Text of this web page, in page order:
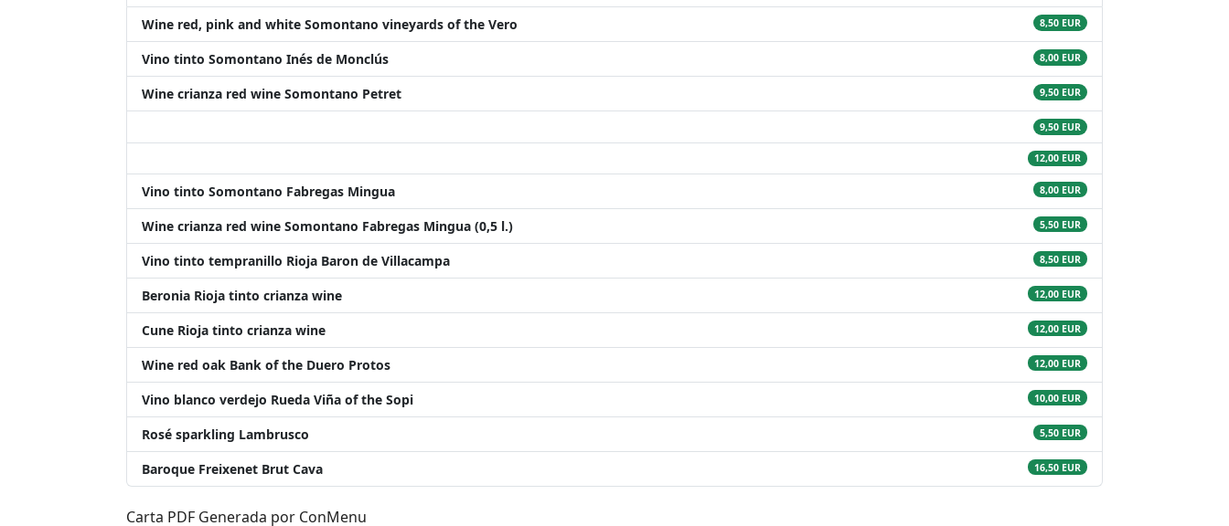
Wine red, pink and white Somontano vineyards of the Vero 8,50 EUR
Vino tinto Somontano Inés de Monclús 8,00 EUR
Wine crianza red wine Somontano Petret 9,50 EUR
9,50 EUR
12,00 EUR
Vino tinto Somontano Fabregas Mingua 8,00 EUR
Wine crianza red wine Somontano Fabregas Mingua (0,5 l.) 5,50 EUR
Vino tinto tempranillo Rioja Baron de Villacampa 8,50 EUR
Beronia Rioja tinto crianza wine 12,00 EUR
Cune Rioja tinto crianza wine 12,00 EUR
Wine red oak Bank of the Duero Protos 12,00 EUR
Vino blanco verdejo Rueda Viña of the Sopi 10,00 EUR
Rosé sparkling Lambrusco 5,50 EUR
Baroque Freixenet Brut Cava 16,50 EUR
Carta PDF Generada por ConMenu